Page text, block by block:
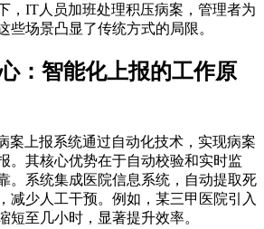
，IT人员加班处理积压病案，管理者为
场景凸显了传统方式的局限。
：智能化上报的工作原
案上报系统通过自动化技术，实现病案
。其核心优势在于自动校验和实时监
。系统集成医院信息系统，自动提取死
减少人工干预。例如，某三甲医院引入
短至几小时，显著提升效率。